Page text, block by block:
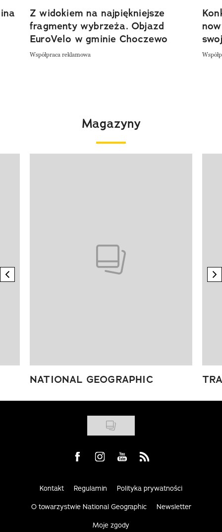
Z widokiem na najpiękniejsze
fragmenty wybrzeża. Objazd
EuroVelo w gminie Choczewo
Współpraca reklamowa
Magazyny
previous element
NATIONAL GEOGRAPHIC
Visit us on Facebook
Visit us on Instagram
Visit us on Youtube
Visit us on Rss
Kontakt Regulamin Polityka prywatności
O towarzystwie National Geographic Newsletter
Moje zgody